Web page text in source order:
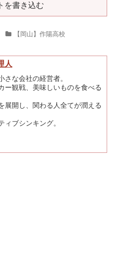
を書き込む
【岡山】作陽高校
人
さな会社の経営者。
ー観戦、美味しいものを食べる
展開し、関わる人全てが潤える
ィブシンキング。